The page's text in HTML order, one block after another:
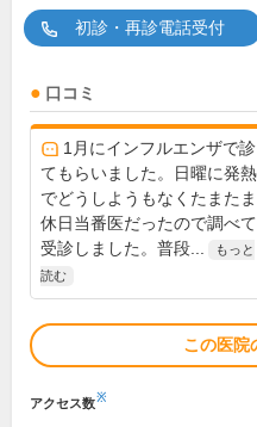
初診・再診電話受付
口コミ
1月にインフルエンザで診
てもらいました。日曜に発熱
でどうしようもなくたまたま
休日当番医だったので調べて
受診しました。普段...
もっと
読む
この医院
アクセス数※